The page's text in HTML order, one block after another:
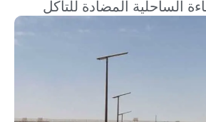
الساحلية المضادة للتآكل